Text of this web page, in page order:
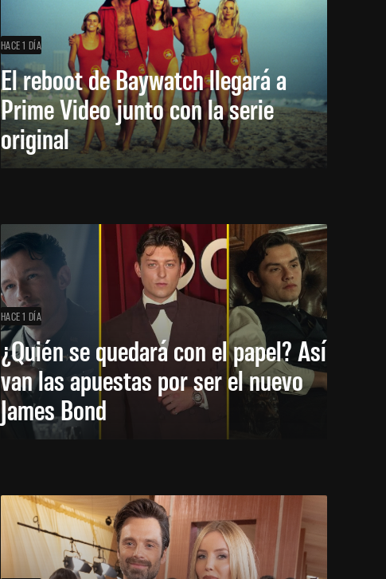
HACE 1 DÍA
El reboot de Baywatch llegará a
Prime Video junto con la serie
original
HACE 1 DÍA
¿Quién se quedará con el papel? Así
van las apuestas por ser el nuevo
James Bond